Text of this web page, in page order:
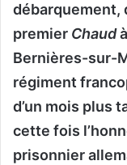
débarquement,
premier Chaud
Bernières-sur-
régiment
d’un mois plus
cette fois
prisonnier